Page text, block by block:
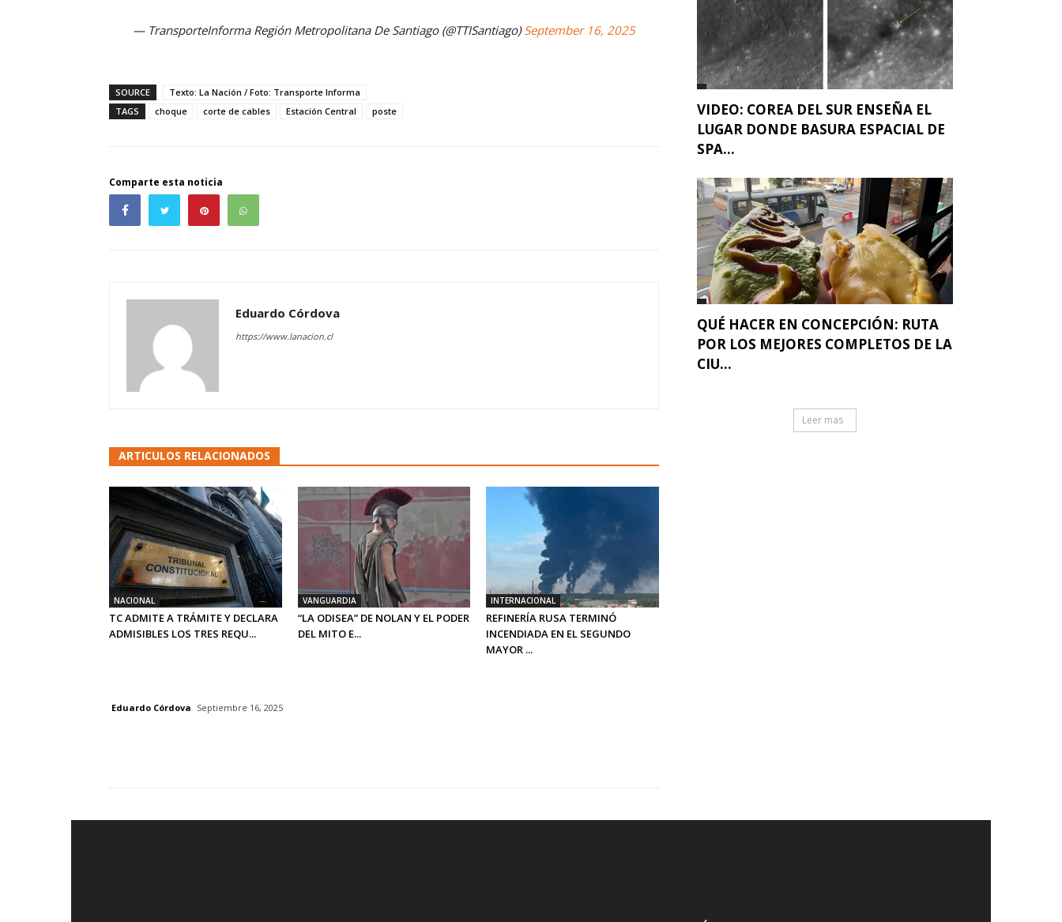
— TransporteInforma Región Metropolitana De Santiago (@TTISantiago)September 16, 2025
SOURCE
Texto: La Nación / Foto: Transporte Informa
TAGS
choque corte de cables Estación Central poste
Comparte esta noticia
Eduardo Córdova
https://www.lanacion.cl
ARTICULOS RELACIONADOS
NACIONAL
TC ADMITE A TRÁMITE Y DECLARA
ADMISIBLES LOS TRES REQU...
VANGUARDIA
“LA ODISEA” DE NOLAN Y EL PODER
DEL MITO E...
INTERNACIONAL
REFINERÍA RUSA TERMINÓ
INCENDIADA EN EL SEGUNDO
MAYOR ...
VIDEO: COREA DEL SUR ENSEÑA EL
LUGAR DONDE BASURA ESPACIAL DE
SPA...
QUÉ HACER EN CONCEPCIÓN: RUTA
POR LOS MEJORES COMPLETOS DE LA
CIU...
Leer mas
Eduardo Córdova Septiembre 16, 2025